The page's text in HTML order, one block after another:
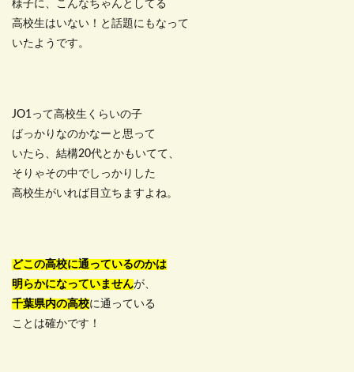
様子に、こんなちゃんとしてる
高校生はいない！と話題にもなって
いたようです。
JO1って高校生くらいの子
ばっかりなのかなーと思って
いたら、結構20代とかもいてて、
そりゃその中でしっかりした
高校生がいれば目立ちますよね。
どこの高校に通っているのかは
明らかになっていませんが、
千葉県内の高校に通っている
ことは確かです！